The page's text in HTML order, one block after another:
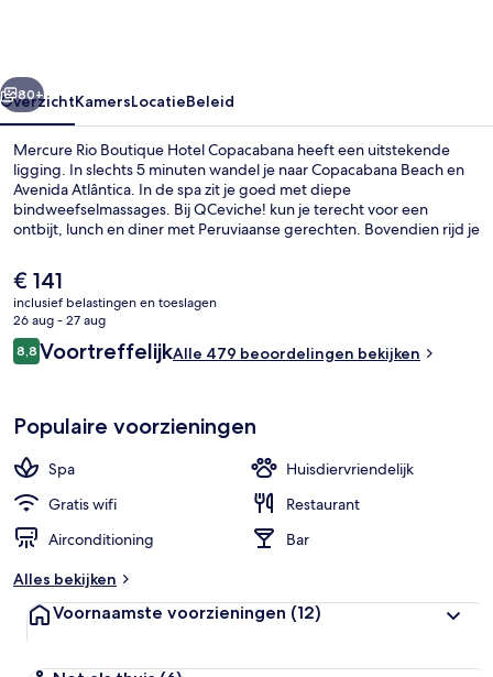
Volgende
80+
OverzichtKamersLocatieBeleid
Mercure Rio Boutique Hotel Copacabana heeft een uitstekende
ligging. In slechts 5 minuten wandel je naar Copacabana Beach en
Avenida Atlântica. In de spa zit je goed met diepe
bindweefselmassages. Bij QCeviche! kun je terecht voor een
ontbijt, lunch en diner met Peruviaanse gerechten. Bovendien rijd je
Andere reizigers zijn erg te spreken over het behulpzame personeel
en de aangename kamers. De accommodatie ligt op korte
loopafstand van het openbaar vervoer: het is 7 minuten lopen naar
Station Siqueira Campos en 14 minuten naar Station Cardeal
Arcoverde.
De
huidige
prijs
is
€ 141
€ 141
inclusief belastingen en toeslagen
26 aug - 27 aug
Beoordelingen
8,88,8 op 10 –
VoortreffelijkAlle 479 beoordelingen bekijken
Populaire voorzieningen
Spa
Huisdiervriendelijk
Gratis wifi
Restaurant
Airconditioning
Bar
Alles bekijken
Voornaamste voorzieningen (12)